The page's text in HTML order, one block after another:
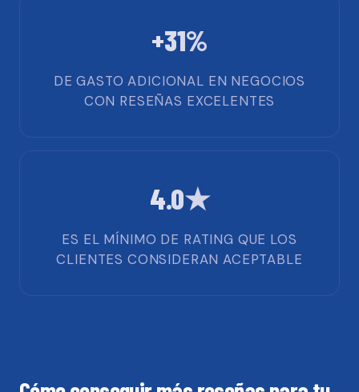
+31%
DE GASTO ADICIONAL EN NEGOCIOS
CON RESEÑAS EXCELENTES
4.0★
ES EL MÍNIMO DE RATING QUE LOS
CLIENTES CONSIDERAN ACEPTABLE